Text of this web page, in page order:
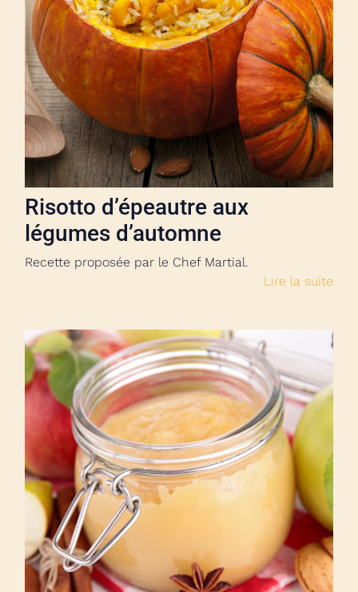
Risotto d’épeautre aux
légumes d’automne
Recette proposée par le Chef Martial.
Lire la suite